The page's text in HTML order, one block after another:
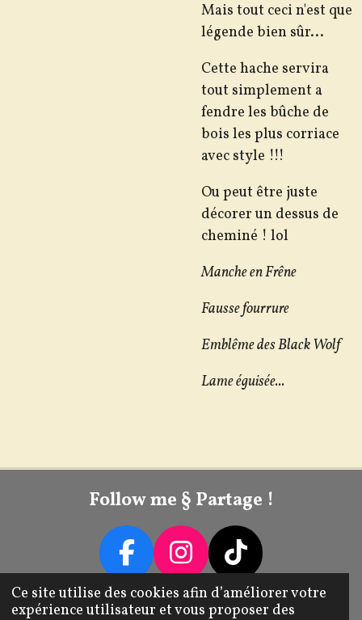
Ce site utilise des cookies afin d’améliorer votre
expérience utilisateur et vous proposer des
Mais tout ceci n'est que
légende bien sûr...
Cette hache servira
tout simplement a
fendre les bûche de
bois les plus corriace
avec style !!!
Ou peut être juste
décorer un dessus de
cheminé ! lol
Manche en Frêne
Fausse fourrure
Emblême des Black Wolf
Lame éguisée...
Follow me § Partage !
F
A
I
N
T
I
Livraison / Retour / Échange